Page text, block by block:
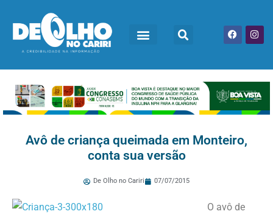
Avô de criança queimada em Monteiro,
conta sua versão
De Olho no Cariri 07/07/2015
O avô de